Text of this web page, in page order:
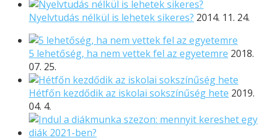
Nyelvtudás nélkül is lehetek sikeres? 2014. 11. 24.
5 lehetőség, ha nem vettek fel az egyetemre 2018.
07. 25.
Hétfőn kezdődik az iskolai sokszínűség hete 2019.
04. 4.